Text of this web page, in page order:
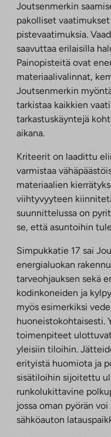
Joutsenmerkin
pakolliset
pistevaatimuksia.
saavuttaa erilaisilla
Painopisteitä ovat
materiaalivalinnat,
Joutsenmerkin
tarkistaa kaikkien
tarkastuskäyntejä
aikana.
Kriteerit on laadittu
varmistaa
materiaalien
viihtyvyyteen
suunnittelussa on
se, että asuntoihin
Simpukkatie 17 sai
energialuokan
tarveohjauksen sekä
kodinkoneiden ja
myös esimerkiksi
huoneistokohtaisesti.
toimenpiteet
yleisiin tiloihin.
erityistä huomiota ja
sisätiloihin sijoitettu
runkolukittavine
jossa oman pyörän
sähköauton